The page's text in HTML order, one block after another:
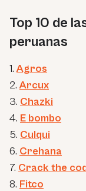
Top 10 de
peruanas
1.Agros
2. Arcux
3. Chazki
4. E bombo
5. Culqui
6. Crehana
7. Crack the
8. Fitco